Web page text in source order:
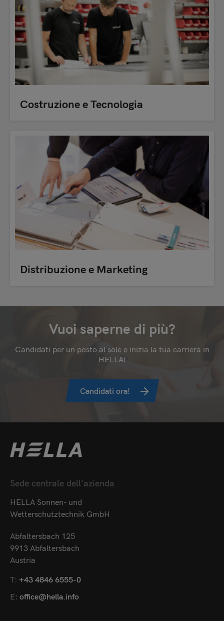
Costruzione e Tecnologia
Distribuzione e Marketing
Vuoi saperne di più?
Candidati per un posto al sole e inizia la tua carriera in
HELLA!
Candidati ora!
Sede centrale dell'azienda
HELLA Sonnen- und
Wetterschutztechnik GmbH
Abfaltersbach 125
9913 Abfaltersbach
Austria
T: +43 4846 6555-0
E: office@hella.info